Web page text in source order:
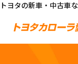
トヨタの新車・中古車